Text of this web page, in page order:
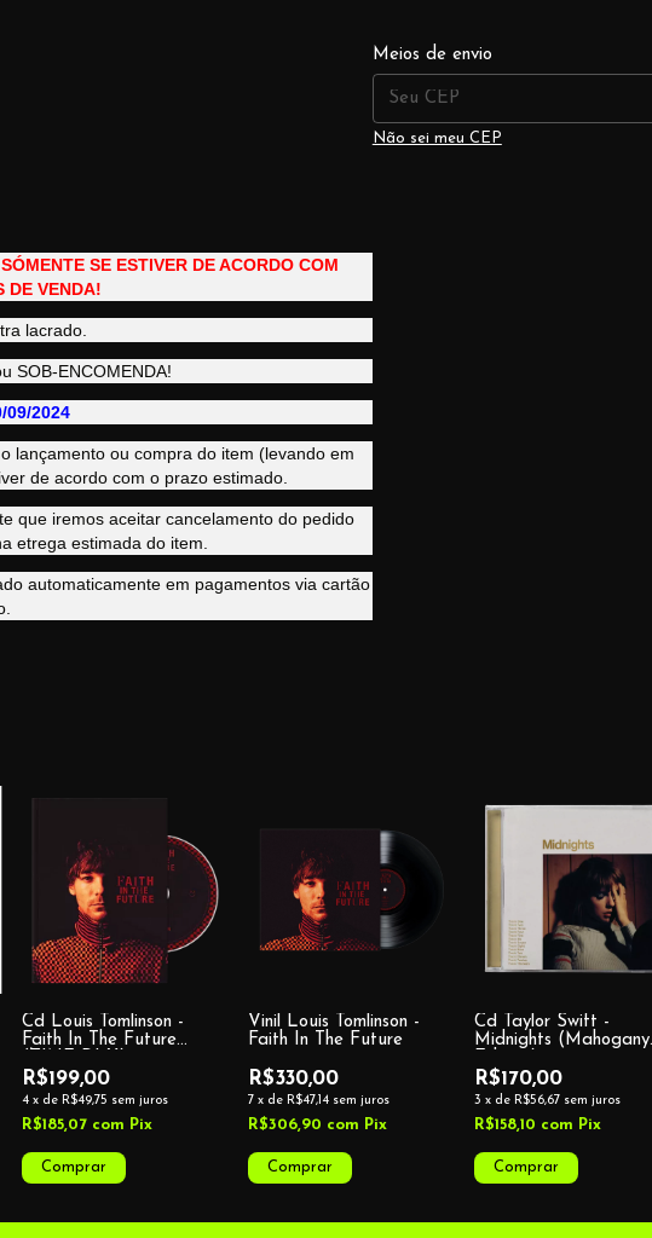
Entregas para o CEP:
Meios de envio
Não sei meu CEP
SE ESTIVER DE ACORDO COM
DE VENDA!
lacrado.
SOB-ENCOMENDA!
09/2024
lançamento ou compra do item (levando em
de acordo com o prazo estimado.
que iremos aceitar cancelamento do pedido
etrega estimada do item.
automaticamente em pagamentos via cartão
Cd Louis Tomlinson -
Faith In The Future
R$199,00
4 x de R$49,75 sem juros
R$185,07 com Pix
Vinil Louis Tomlinson -
Faith In The Future
R$330,00
7 x de R$47,14 sem juros
R$306,90 com Pix
Cd Taylor Swift -
Midnights (Mahogany
R$170,00
3 x de R$56,67 sem juros
R$158,10 com Pix